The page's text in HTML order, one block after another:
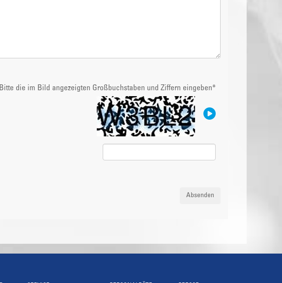
Bitte die im Bild angezeigten Großbuchstaben und Ziffern eingeben*
Absenden